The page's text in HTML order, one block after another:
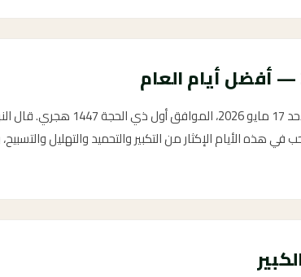
تبدأ العشر من ذي الحجة هذا
هذه الأيام الإكثار من التكبير والتحميد والتهليل